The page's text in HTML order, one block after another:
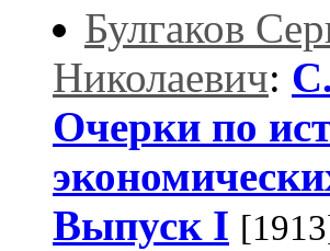
Булгаков
Николаевич:
Очерки по
Выпуск I